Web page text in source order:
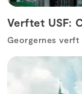
Verftet USF:
Georgernes verft